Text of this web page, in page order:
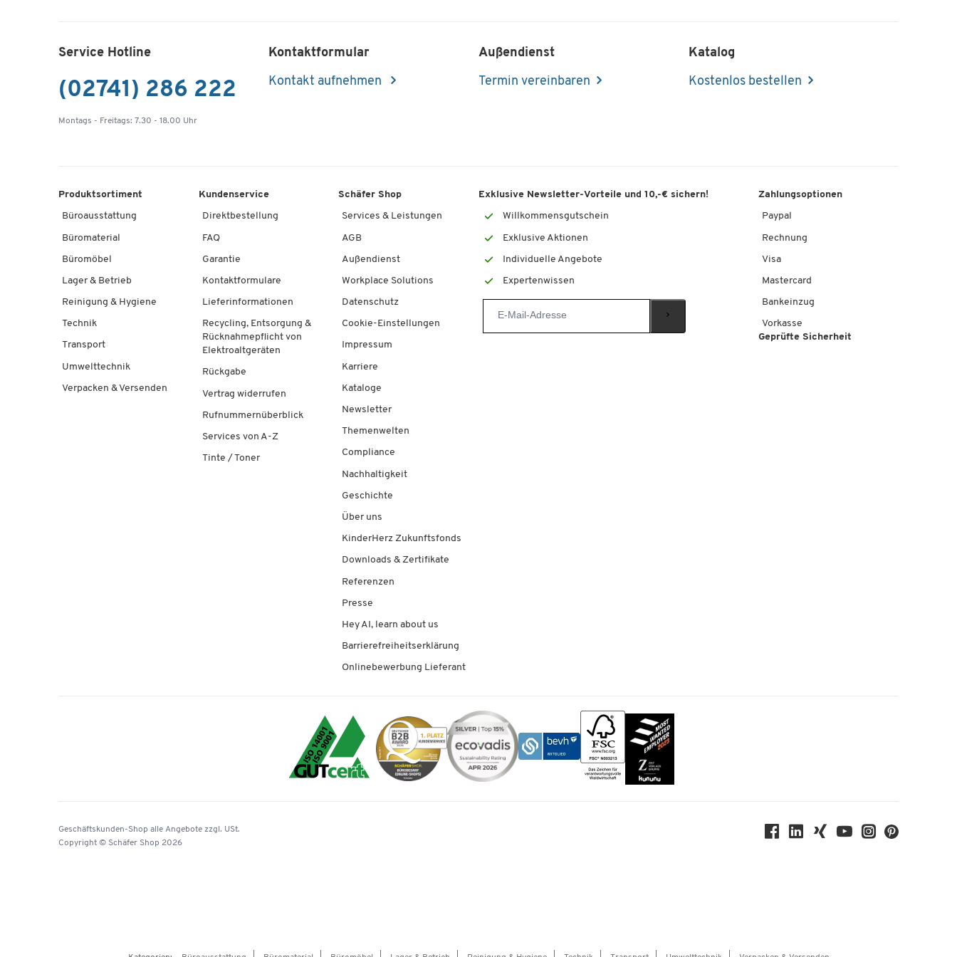
Service Hotline
(02741) 286 222
Montags - Freitags: 7.30 - 18.00 Uhr
Kontaktformular
Kontakt aufnehmen
Außendienst
Termin vereinbaren
Katalog
Kostenlos bestellen
Produktsortiment
Büroausstattung
Büromaterial
Büromöbel
Lager & Betrieb
Reinigung & Hygiene
Technik
Transport
Umwelttechnik
Verpacken & Versenden
Kundenservice
Direktbestellung
FAQ
Garantie
Kontaktformulare
Lieferinformationen
Recycling, Entsorgung &
Rücknahmepflicht von
Elektroaltgeräten
Rückgabe
Vertrag widerrufen
Rufnummernüberblick
Services von A-Z
Tinte / Toner
Schäfer Shop
Services & Leistungen
AGB
Außendienst
Workplace Solutions
Datenschutz
Cookie-Einstellungen
Impressum
Karriere
Kataloge
Newsletter
Themenwelten
Compliance
Nachhaltigkeit
Geschichte
Über uns
KinderHerz Zukunftsfonds
Downloads & Zertifikate
Referenzen
Presse
Hey AI, learn about us
Barrierefreiheitserklärung
Onlinebewerbung Lieferant
Exklusive Newsletter-Vorteile und 10,-€ sichern!
Willkommensgutschein
Exklusive Aktionen
Individuelle Angebote
Expertenwissen
Zahlungsoptionen
Paypal
Rechnung
Visa
Mastercard
Bankeinzug
Vorkasse
Geprüfte Sicherheit
Geschäftskunden-Shop alle Angebote zzgl. USt.
Copyright © Schäfer Shop 2026